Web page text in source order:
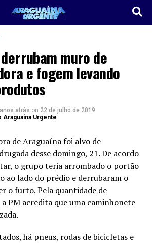
muro de
e fogem levando
atrás on 22 de julho de 2019
Araguaina Urgente
de Araguaína foi alvo de
desse domingo, 21. De acordo
o grupo teria arrombado o portão
ao lado do prédio e derrubaram o
o furto. Pela quantidade de
PM acredita que uma caminhonete
há pneus, rodas de bicicletas e